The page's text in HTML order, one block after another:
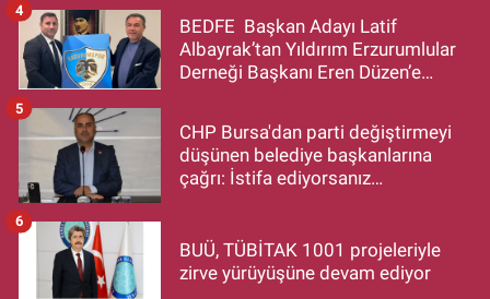
BEDFE Başkan Adayı Latif
Albayrak’tan Yıldırım Erzurumlular
Derneği Başkanı Eren Düzen’e
4
CHP Bursa'dan parti değiştirmeyi
düşünen belediye başkanlarına
çağrı: İstifa ediyorsanız
5
BUÜ, TÜBİTAK 1001 projeleriyle
zirve yürüyüşüne devam ediyor
6